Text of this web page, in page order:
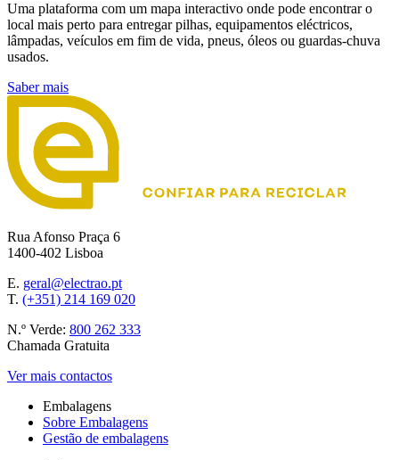
Uma plataforma com um mapa interactivo onde pode encontrar o
local mais perto para entregar pilhas, equipamentos eléctricos,
lâmpadas, veículos em fim de vida, pneus, óleos ou guardas-chuva
usados.
Saber mais
Rua Afonso Praça 6
1400-402 Lisboa
E. geral@electrao.pt
T. (+351) 214 169 020
N.º Verde: 800 262 333
Chamada Gratuita
Ver mais contactos
Embalagens
Sobre Embalagens
Gestão de embalagens